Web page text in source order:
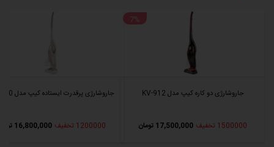
7%
جاروشارژی دو کاره کیپ مدل KV-912
1500000 تخفیف 17,500,000 تومان
جاروشارژی پرقدرت ایستاده کیپ مدل KV-910
1200000 تخفیف 16,800,000 تومان